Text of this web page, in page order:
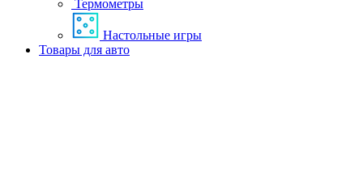
Термометры
Настольные игры
Товары для авто